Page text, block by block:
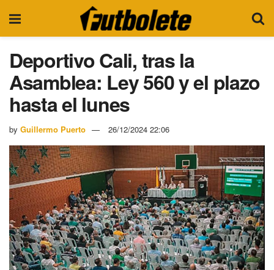
Deportivo Cali, tras la
Asamblea: Ley 560 y el plazo
hasta el lunes
by Guillermo Puerto 26/12/2024 22:06